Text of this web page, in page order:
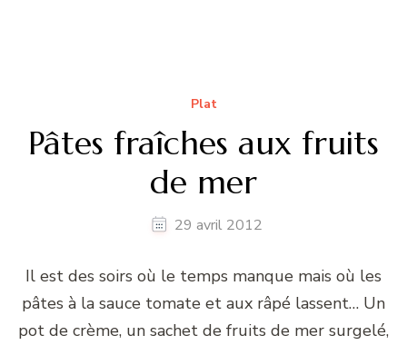
Plat
Pâtes fraîches aux fruits
de mer
29 avril 2012
Il est des soirs où le temps manque mais où les
pâtes à la sauce tomate et aux râpé lassent… Un
pot de crème, un sachet de fruits de mer surgelé,